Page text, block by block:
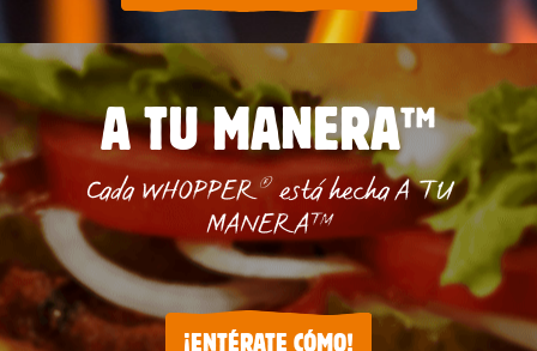
A TU MANERA™
Cada WHOPPER®está hecha A TU
MANERA™
¡ENTÉRATE CÓMO!